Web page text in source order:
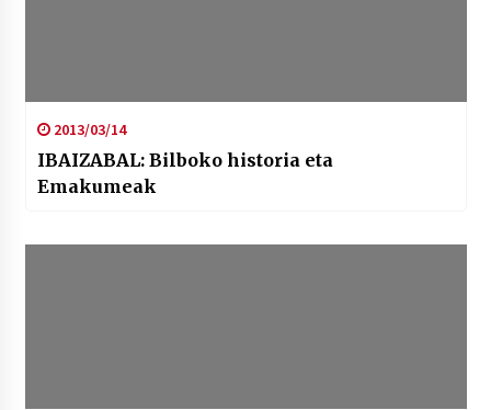
2013/03/14
IBAIZABAL: Bilboko historia eta
Emakumeak